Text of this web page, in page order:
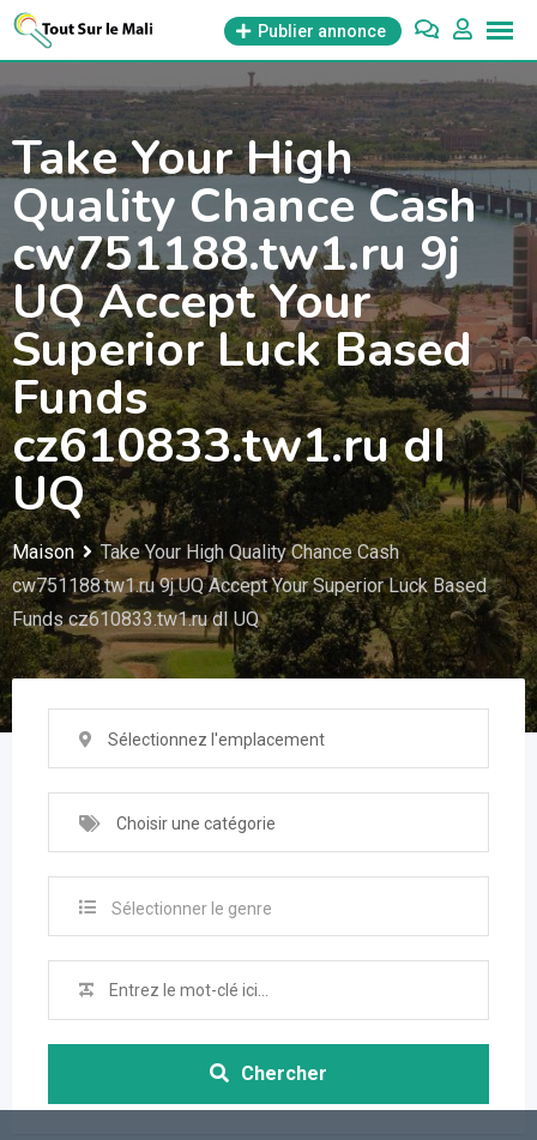
Aller
Publier annonce
Take Your High
Quality Chance Cash
cw751188.tw1.ru 9j
UQ Accept Your
Superior Luck Based
Funds
cz610833.tw1.ru dI
UQ
Maison
Take Your High Quality Chance Cash
cw751188.tw1.ru 9j UQ Accept Your Superior Luck Based
Funds cz610833.tw1.ru dI UQ
Sélectionnez l'emplacement
Choisir une catégorie
Sélectionner le genre
Chercher